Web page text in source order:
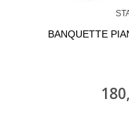
BANQUETTE